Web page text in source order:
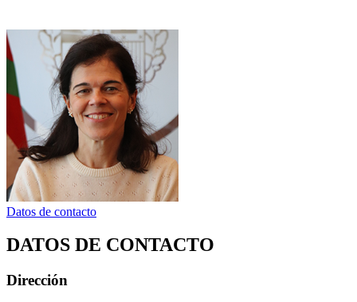
Datos de contacto
DATOS DE CONTACTO
Dirección